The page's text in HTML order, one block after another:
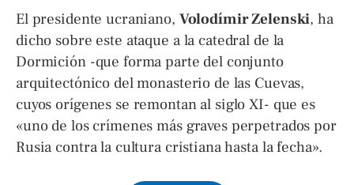
El presidente ucraniano, Volodímir Zelenski, ha
dicho sobre este ataque a la catedral de la
Dormición -que forma parte del conjunto
arquitectónico del monasterio de las Cuevas,
cuyos orígenes se remontan al siglo XI- que es
«uno de los crímenes más graves perpetrados por
Rusia contra la cultura cristiana hasta la fecha».